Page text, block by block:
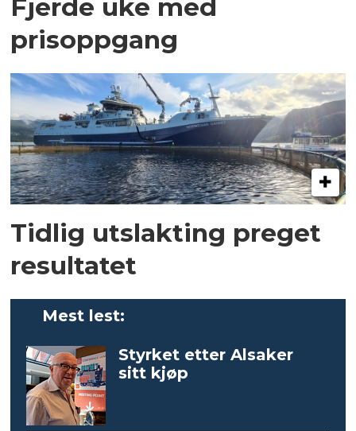
Fjerde uke med
prisoppgang
Tidlig utslakting preget
resultatet
Mest lest:
Styrket etter Alsaker
sitt kjøp